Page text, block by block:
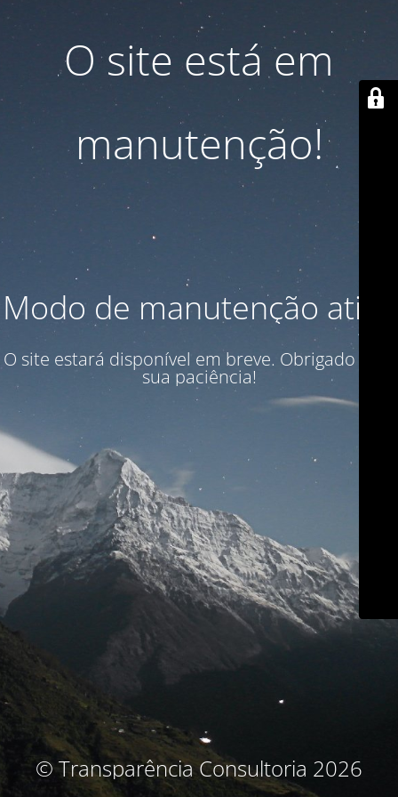
O site está em
manutenção!
Modo de manutenção ativo
O site estará disponível em breve. Obrigado pela
sua paciência!
© Transparência Consultoria 2026